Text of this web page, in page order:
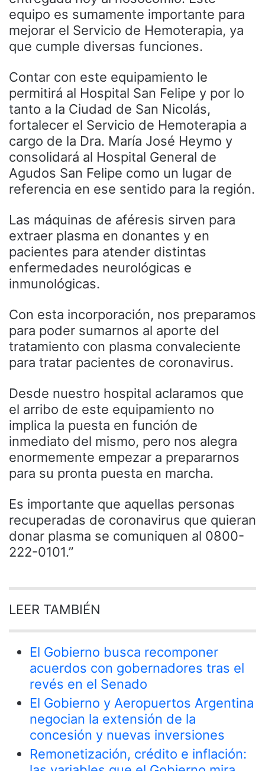
equipo es sumamente importante para
mejorar el Servicio de Hemoterapia, ya
que cumple diversas funciones.
Contar con este equipamiento le
permitirá al Hospital San Felipe y por lo
tanto a la Ciudad de San Nicolás,
fortalecer el Servicio de Hemoterapia a
cargo de la Dra. María José Heymo y
consolidará al Hospital General de
Agudos San Felipe como un lugar de
referencia en ese sentido para la región.
Las máquinas de aféresis sirven para
extraer plasma en donantes y en
pacientes para atender distintas
enfermedades neurológicas e
inmunológicas.
Con esta incorporación, nos preparamos
para poder sumarnos al aporte del
tratamiento con plasma convaleciente
para tratar pacientes de coronavirus.
Desde nuestro hospital aclaramos que
el arribo de este equipamiento no
implica la puesta en función de
inmediato del mismo, pero nos alegra
enormemente empezar a prepararnos
para su pronta puesta en marcha.
Es importante que aquellas personas
recuperadas de coronavirus que quieran
donar plasma se comuniquen al 0800-
222-0101.”
LEER TAMBIÉN
El Gobierno busca recomponer
acuerdos con gobernadores tras el
revés en el Senado
El Gobierno y Aeropuertos Argentina
negocian la extensión de la
concesión y nuevas inversiones
Remonetización, crédito e inflación: